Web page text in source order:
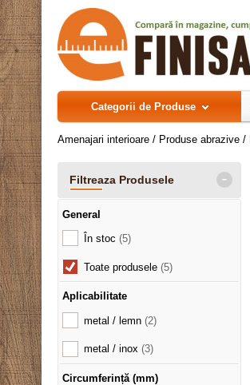
Categorii de Produse
Amenajari interioare / Produse abrazive /
Filtreaza Produsele -
General
În stoc (5)
Toate produsele (5)
Aplicabilitate
metal / lemn (2)
metal / inox (3)
Circumferință (mm)